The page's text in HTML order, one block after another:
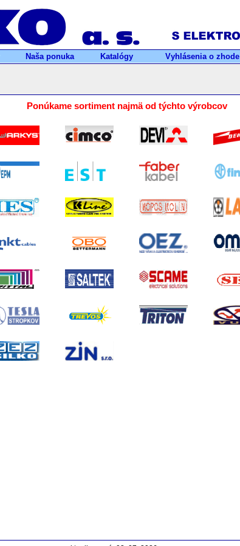
Naša ponuka Katalógy Vyhlásenia o zhode
Ponúkame sortiment najmä od týchto výrobcov